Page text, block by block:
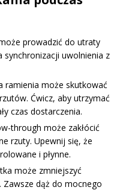
prowadzić do utraty
synchronizacji uwolnienia z
ramienia może skutkować
Ćwicz, aby utrzymać
czas dostarczenia.
through może zakłócić
rzuty. Upewnij się, że
i płynne.
może zmniejszyć
dąż do mocnego